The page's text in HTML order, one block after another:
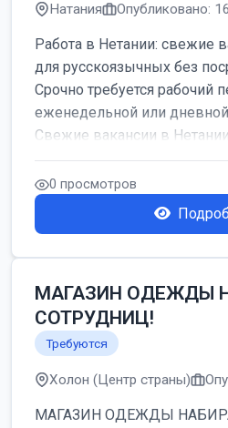
Натания Опубликовано:
Работа в Нетании: свежие
для русскоязычных без
Срочно требуется рабочий
еженедельной или
Свежие вакансии в Нетании
0 просмотров
МАГАЗИН ОДЕЖДЫ
СОТРУДНИЦ!
Требуются
Холон (Центр страны)
МАГАЗИН ОДЕЖДЫ